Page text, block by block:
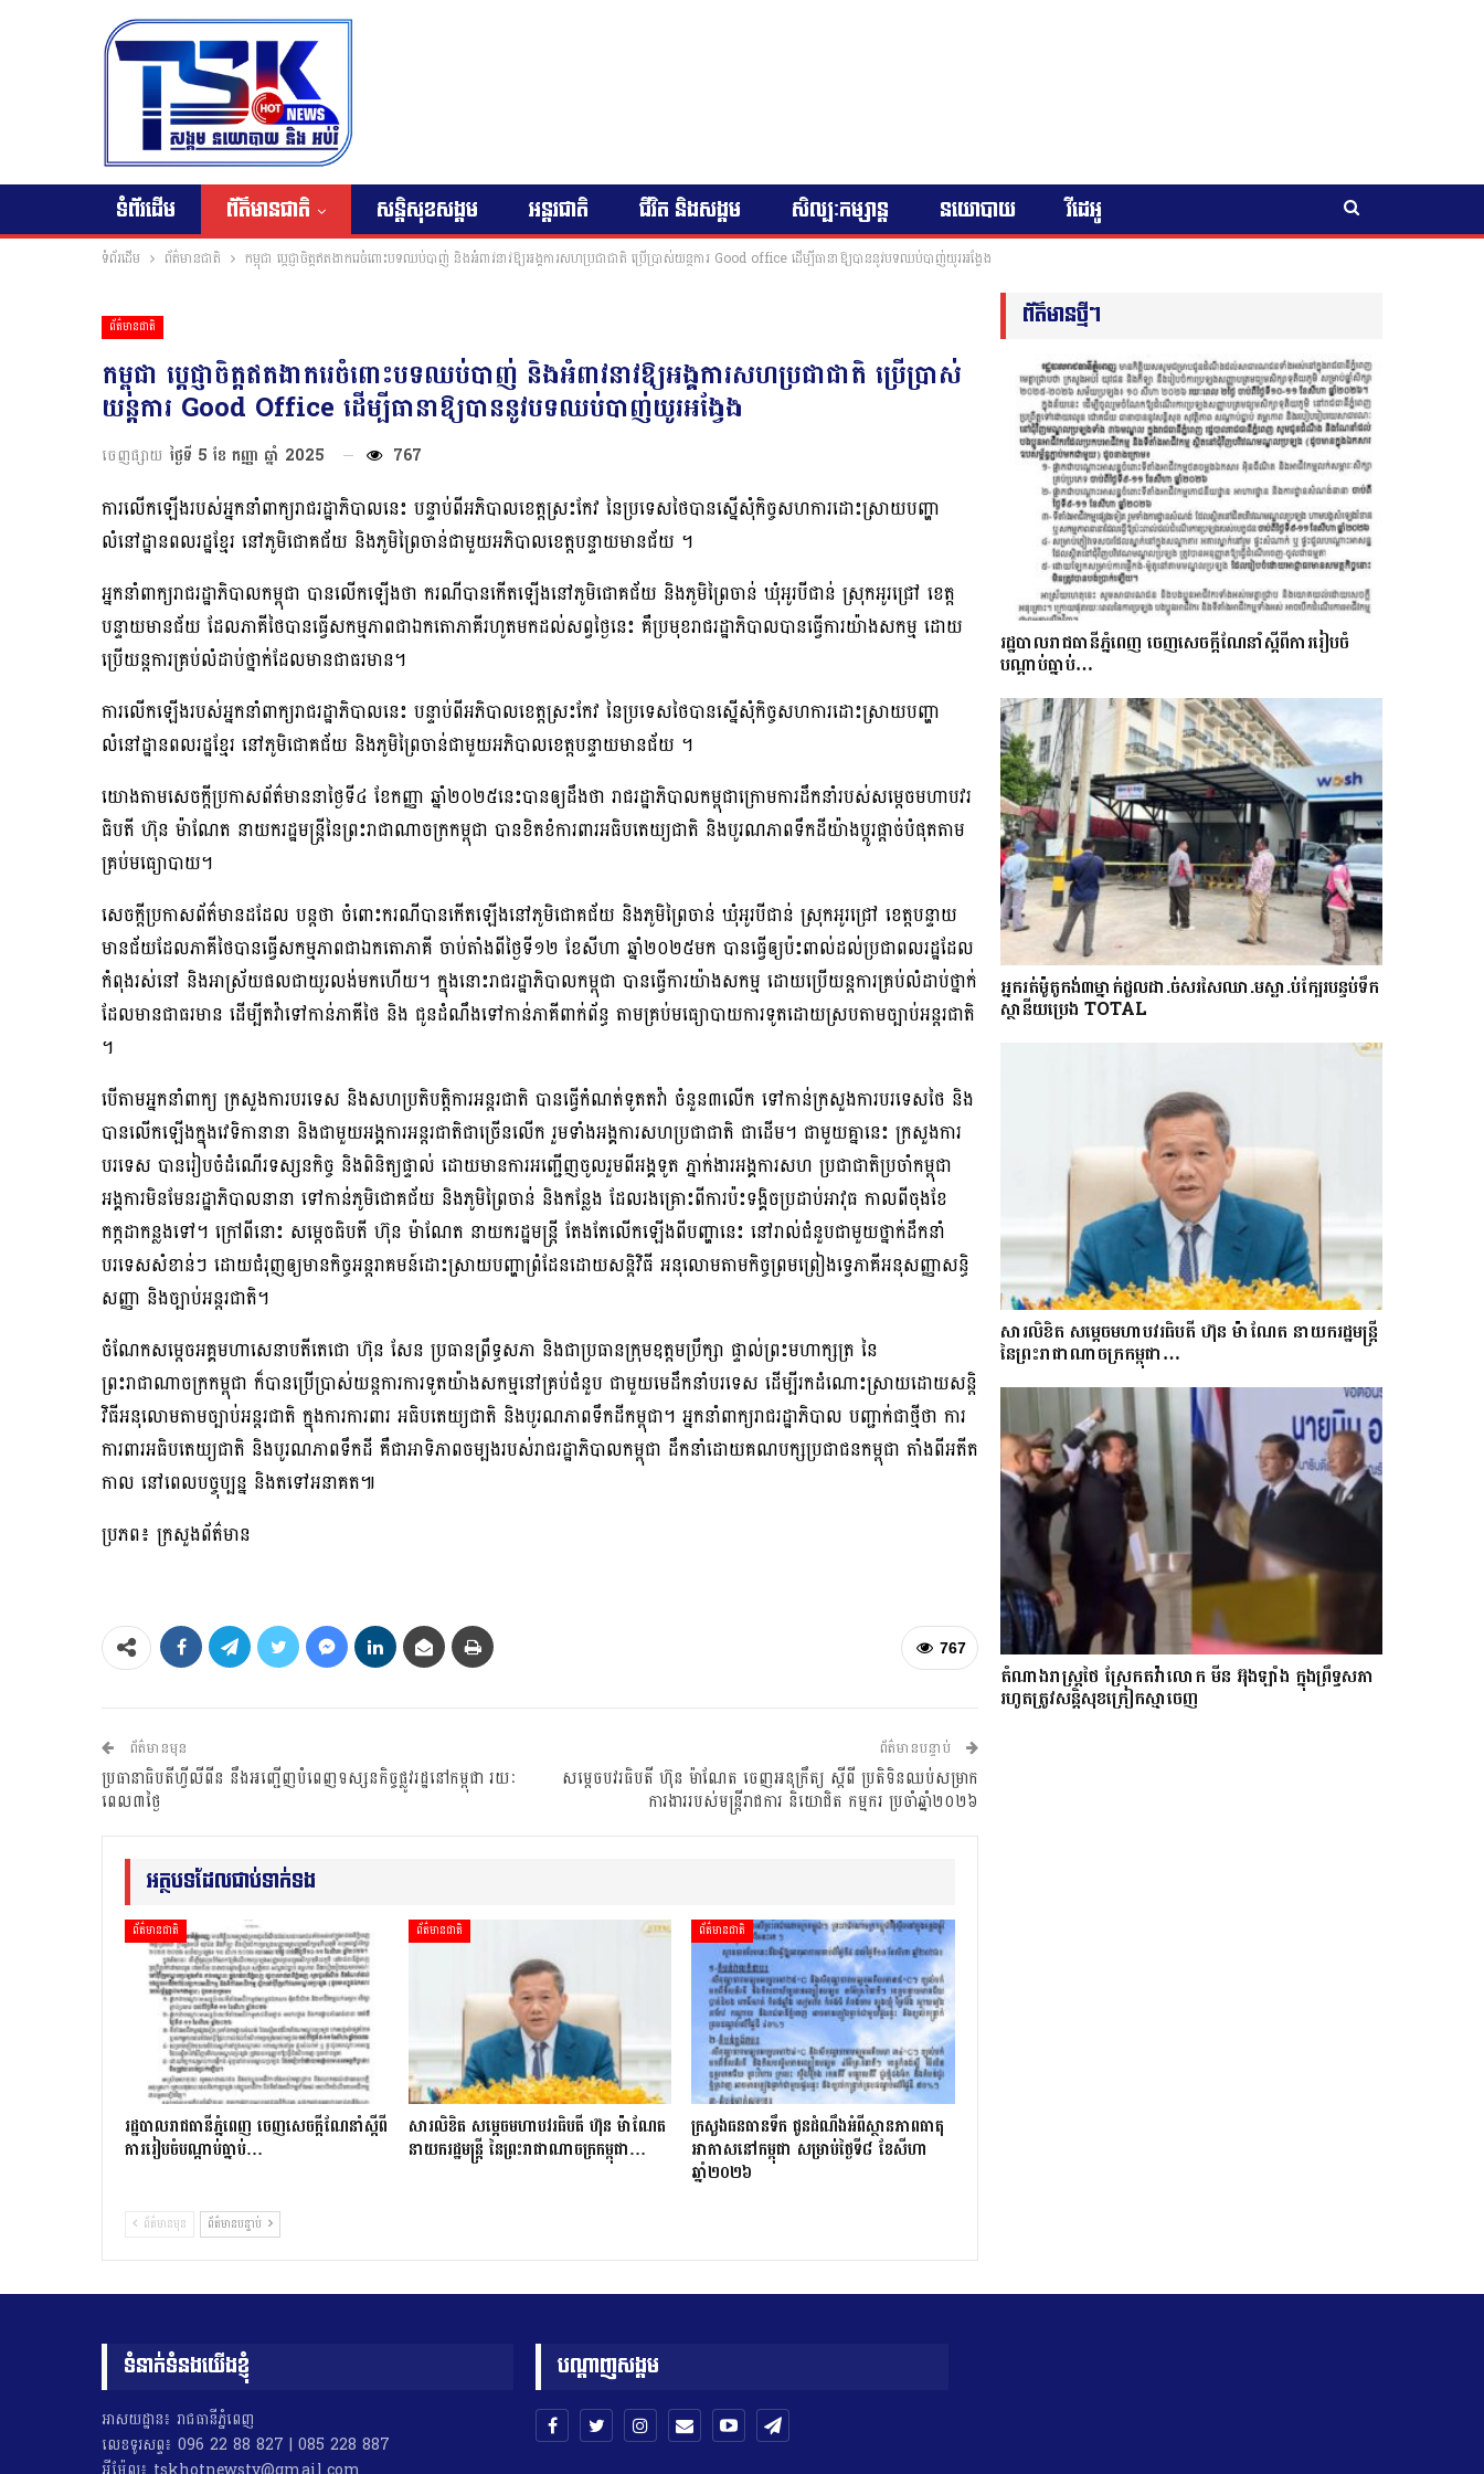
ទំព័រដើម ព័ត៌មានជាតិ សន្តិសុខសង្គម អន្តរជាតិ ជីវិត និងសង្គម សិល្បៈកម្សាន្ត នយោបាយ វីដេអូ
ទំព័រដើម ព័ត៌មានជាតិ កម្ពុជា ប្តេជ្ញាចិត្តឥតងាករេចំពោះបទឈប់បាញ់ និងអំពាវនាវឱ្យអង្គការសហប្រជាជាតិ ប្រើប្រាស់យន្តការ Good office ដើម្បីធានាឱ្យបាននូវបទឈប់បាញ់យូរអង្វែង
ព័ត៌មានជាតិ
កម្ពុជា ប្តេជ្ញាចិត្តឥតងាករេចំពោះបទឈប់បាញ់ និងអំពាវនាវឱ្យអង្គការសហប្រជាជាតិ ប្រើប្រាស់
យន្តការ Good Office ដើម្បីធានាឱ្យបាននូវបទឈប់បាញ់យូរអង្វែង
ចេញផ្សាយ ថ្ងៃទី 5 ខែ កញ្ញា ឆ្នាំ 2025 767
ការលើកឡើងរបស់អ្នកនាំពាក្យរាជរដ្ឋាភិបាលនេះ បន្ទាប់ពីអភិបាលខេត្តស្រះកែវ នៃប្រទេសថៃបានស្នើសុំកិច្ចសហការដោះស្រាយបញ្ហា
លំនៅដ្ឋានពលរដ្ឋខ្មែរ នៅភូមិជោគជ័យ និងភូមិព្រៃចាន់ជាមួយអភិបាលខេត្តបន្ទាយមានជ័យ ។
អ្នកនាំពាក្យរាជរដ្ឋាភិបាលកម្ពុជា បានលើកឡើងថា ករណីបានកើតឡើងនៅភូមិជោគជ័យ និងភូមិព្រៃចាន់ ឃុំអូរបីជាន់ ស្រុកអូរជ្រៅ ខេត្ត
បន្ទាយមានជ័យ ដែលភាគីថៃបានធ្វើសកម្មភាពជាឯកតោភាគីរហូតមកដល់សព្វថ្ងៃនេះ គឺប្រមុខរាជរដ្ឋាភិបាលបានធ្វើការយ៉ាងសកម្ម ដោយ
ប្រើយន្តការគ្រប់លំដាប់ថ្នាក់ដែលមានជាធរមាន។
ការលើកឡើងរបស់អ្នកនាំពាក្យរាជរដ្ឋាភិបាលនេះ បន្ទាប់ពីអភិបាលខេត្តស្រះកែវ នៃប្រទេសថៃបានស្នើសុំកិច្ចសហការដោះស្រាយបញ្ហា
លំនៅដ្ឋានពលរដ្ឋខ្មែរ នៅភូមិជោគជ័យ និងភូមិព្រៃចាន់ជាមួយអភិបាលខេត្តបន្ទាយមានជ័យ ។
យោងតាមសេចក្តីប្រកាសព័ត៌មាននាថ្ងៃទី៤ ខែកញ្ញា ឆ្នាំ២០២៥នេះបានឲ្យដឹងថា រាជរដ្ឋាភិបាលកម្ពុជាក្រោមការដឹកនាំរបស់សម្តេចមហាបវរ
ធិបតី ហ៊ុន ម៉ាណែត នាយករដ្ឋមន្ត្រីនៃព្រះរាជាណាចក្រកម្ពុជា បានខិតខំការពារអធិបតេយ្យជាតិ និងបូរណភាពទឹកដីយ៉ាងប្តូរផ្តាច់បំផុតតាម
គ្រប់មធ្យោបាយ។
សេចក្តីប្រកាសព័ត៌មានដដែល បន្តថា ចំពោះករណីបានកើតឡើងនៅភូមិជោគជ័យ និងភូមិព្រៃចាន់ ឃុំអូរបីជាន់ ស្រុកអូរជ្រៅ ខេត្តបន្ទាយ
មានជ័យដែលភាគីថៃបានធ្វើសកម្មភាពជាឯកតោភាគី ចាប់តាំងពីថ្ងៃទី១២ ខែសីហា ឆ្នាំ២០២៥មក បានធ្វើឲ្យប៉ះពាល់ដល់ប្រជាពលរដ្ឋដែល
កំពុងរស់នៅ និងអាស្រ័យផលជាយូរលង់មកហើយ។ ក្នុងនោះរាជរដ្ឋាភិបាលកម្ពុជា បានធ្វើការយ៉ាងសកម្ម ដោយប្រើយន្តការគ្រប់លំដាប់ថ្នាក់
ដែលមានជាធរមាន ដើម្បីតវ៉ាទៅកាន់ភាគីថៃ និង ជូនដំណឹងទៅកាន់ភាគីពាក់ព័ន្ធ តាមគ្រប់មធ្យោបាយការទូតដោយស្របតាមច្បាប់អន្តរជាតិ
។
បើតាមអ្នកនាំពាក្យ ក្រសួងការបរទេស និងសហប្រតិបត្តិការអន្តរជាតិ បានធ្វើកំណត់ទូតតវ៉ា ចំនួន៣លើក ទៅកាន់ក្រសួងការបរទេសថៃ និង
បានលើកឡើងក្នុងវេទិកានានា និងជាមួយអង្គការអន្តរជាតិជាច្រើនលើក រួមទាំងអង្គការសហប្រជាជាតិ ជាដើម។ ជាមួយគ្នានេះ ក្រសួងការ
បរទេស បានរៀបចំដំណើរទស្សនកិច្ច និងពិនិត្យផ្ទាល់ ដោយមានការអញ្ជើញចូលរួមពីអង្គទូត ភ្នាក់ងារអង្គការសហ ប្រជាជាតិប្រចាំកម្ពុជា
អង្គការមិនមែនរដ្ឋាភិបាលនានា ទៅកាន់ភូមិជោគជ័យ និងភូមិព្រៃចាន់ និងកន្លែង ដែលរងគ្រោះពីការប៉ះទង្គិចប្រដាប់អាវុធ កាលពីចុងខែ
កក្កដាកន្លងទៅ។ ក្រៅពីនោះ សម្តេចធិបតី ហ៊ុន ម៉ាណែត នាយករដ្ឋមន្ត្រី តែងតែលើកឡើងពីបញ្ហានេះ នៅរាល់ជំនួបជាមួយថ្នាក់ដឹកនាំ
បរទេសសំខាន់ៗ ដោយជំរុញឲ្យមានកិច្ចអន្តរាគមន៍ដោះស្រាយបញ្ហាព្រំដែនដោយសន្តិវិធី អនុលោមតាមកិច្ចព្រមព្រៀងទ្វេភាគីអនុសញ្ញាសន្ធិ
សញ្ញា និងច្បាប់អន្តរជាតិ។
ចំណែកសម្តេចអគ្គមហាសេនាបតីតេជោ ហ៊ុន សែន ប្រធានព្រឹទ្ធសភា និងជាប្រធានក្រុមឧត្តមប្រឹក្សា ផ្ទាល់ព្រះមហាក្សត្រ នៃ
ព្រះរាជាណាចក្រកម្ពុជា ក៏បានប្រើប្រាស់យន្តការការទូតយ៉ាងសកម្មនៅគ្រប់ជំនួប ជាមួយមេដឹកនាំបរទេស ដើម្បីរកដំណោះស្រាយដោយសន្តិ
វិធីអនុលោមតាមច្បាប់អន្តរជាតិ ក្នុងការការពារ អធិបតេយ្យជាតិ និងបូរណភាពទឹកដីកម្ពុជា។ អ្នកនាំពាក្យរាជរដ្ឋាភិបាល បញ្ជាក់ជាថ្មីថា ការ
ការពារអធិបតេយ្យជាតិ និងបូរណភាពទឹកដី គឺជាអាទិភាពចម្បងរបស់រាជរដ្ឋាភិបាលកម្ពុជា ដឹកនាំដោយគណបក្សប្រជាជនកម្ពុជា តាំងពីអតីត
កាល នៅពេលបច្ចុប្បន្ន និងតទៅអនាគត៕
ប្រភព៖ ក្រសួងព័ត៌មាន
767
ព័ត៌មានមុន
ប្រធានាធិបតីហ្វីលីពីន នឹងអញ្ជើញបំពេញទស្សនកិច្ចផ្លូវរដ្ឋនៅកម្ពុជា រយៈ
ពេល៣ថ្ងៃ
ព័ត៌មានបន្ទាប់
សម្តេចបវរធិបតី ហ៊ុន ម៉ាណែត ចេញអនុក្រឹត្យ ស្តីពី ប្រតិទិនឈប់សម្រាក
ការងាររបស់មន្ត្រីរាជការ និយោជិត កម្មករ ប្រចាំឆ្នាំ២០២៦
អត្ថបទដែលជាប់ទាក់ទង
ព័ត៌មានជាតិ
រដ្ឋបាលរាជធានីភ្នំពេញ ចេញសេចក្ដីណែនាំស្ដីពី
ការរៀបចំបណ្ដាប់ធ្នាប់…
ព័ត៌មានជាតិ
សារលិខិត សម្តេចមហាបវរធិបតី ហ៊ុន ម៉ាណែត
នាយករដ្ឋមន្ត្រី នៃព្រះរាជាណាចក្រកម្ពុជា…
ព័ត៌មានជាតិ
ក្រសួងធនធានទឹក ជូនដំណឹងអំពីស្ថានភាពធាតុ
អាកាសនៅកម្ពុជា សម្រាប់ថ្ងៃទី៨ ខែសីហា
ឆ្នាំ២០២៦
ព័ត៌មានមុន ព័ត៌មានបន្ទាប់
ព័ត៌មានថ្មីៗ
រដ្ឋបាលរាជធានីភ្នំពេញ ចេញសេចក្ដីណែនាំស្ដីពីការរៀបចំ
បណ្ដាប់ធ្នាប់…
អ្នក​រត់​ម៉ូតូកង់៣​​ម្នាក់​ដួល​ដា.ច់​សរសៃឈា.ម​ស្លា.ប់​ក្បែរ​បន្ទប់ទឹក​
ស្ថានីយ​ប្រេង ​TOTAL
សារលិខិត សម្តេចមហាបវរធិបតី ហ៊ុន ម៉ាណែត នាយករដ្ឋមន្ត្រី
នៃព្រះរាជាណាចក្រកម្ពុជា…
តំណាងរាស្ត្រថៃ ស្រែកតវ៉ាលោក មីន អ៊ុងឡាំង ក្នុងព្រឹទ្ធសភា
រហូតត្រូវសន្តិសុខក្រៀកស្មាចេញ
ទំនាក់ទំនងយើងខ្ញុំ
អាសយដ្ឋាន៖ រាជធានីភ្នំពេញ
លេខទូរសព្ទ៖ 096 22 88 827 | 085 228 887
បណ្តាញសង្គម